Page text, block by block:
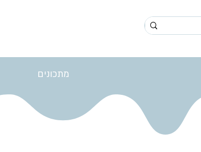
מתכונים